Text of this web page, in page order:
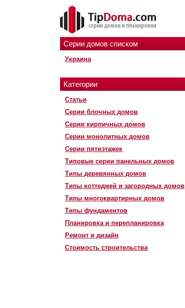
Серии домов списком
Украина
Категории
Статьи
Серии блочных домов
Серии кирпичных домов
Серии монолитных домов
Серии пятиэтажек
Типовые серии панельных домов
Типы деревянных домов
Типы коттеджей и загородных домов
Типы многоквартирных домов
Типы фундаментов
Планировка и перепланировка
Ремонт и дизайн
Стоимость строительства